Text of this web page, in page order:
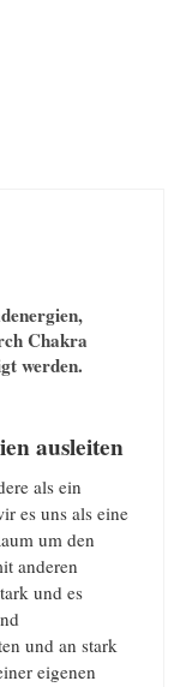
Chakra
werden.
ausleiten
als ein
es uns als eine
um den
anderen
und es
und an stark
eigenen